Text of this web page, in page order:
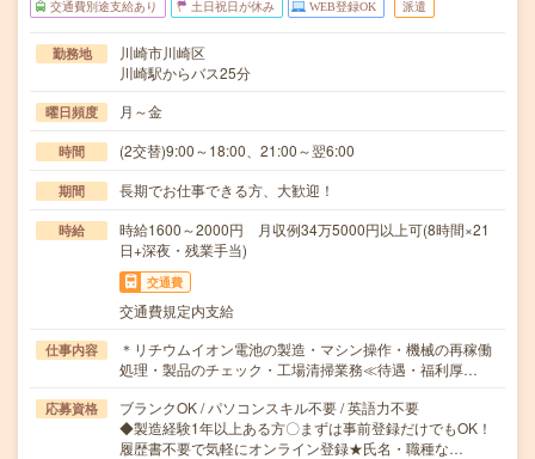
交通費別途支給あり 土日祝日が休み WEB登録OK 派遣
勤務地
川崎市川崎区
川崎駅からバス25分
曜日頻度 月～金
時間 (2交替)9:00～18:00、21:00～翌6:00
期間 長期でお仕事できる方、大歓迎！
時給
時給1600～2000円 月収例34万5000円以上可(8時間×21
日+深夜・残業手当)
交通費
交通費規定内支給
仕事内容
＊リチウムイオン電池の製造・マシン操作・機械の再稼働
処理・製品のチェック・工場清掃業務≪待遇・福利厚…
応募資格
ブランクOK / パソコンスキル不要 / 英語力不要
◆製造経験1年以上ある方〇まずは事前登録だけでもOK！
履歴書不要で気軽にオンライン登録★氏名・職種な…